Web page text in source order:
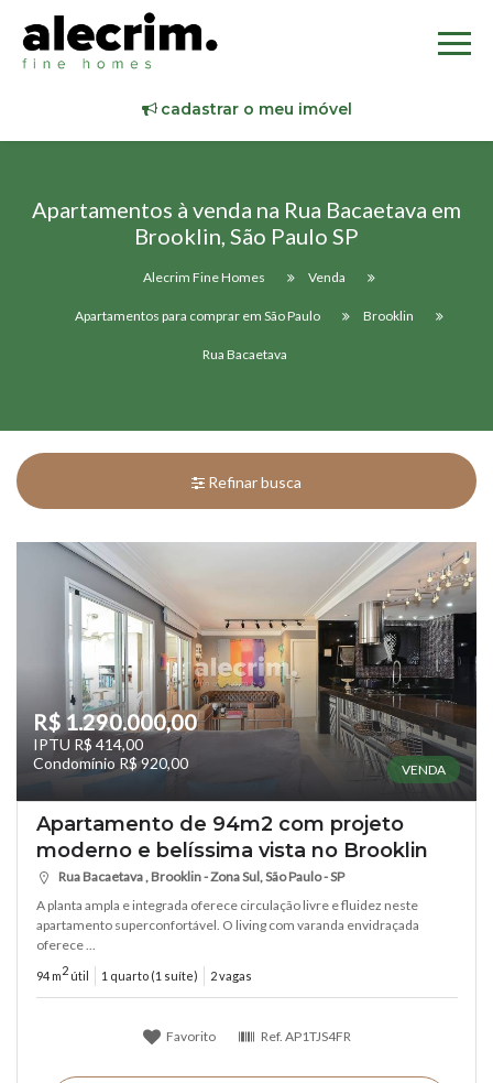
cadastrar o meu imóvel
Apartamentos à venda na Rua Bacaetava em
Brooklin, São Paulo SP
Alecrim Fine Homes Venda
Apartamentos para comprar em São Paulo Brooklin
Rua Bacaetava
Refinar busca
R$ 1.290.000,00
IPTU R$ 414,00
Condomínio R$ 920,00
VENDA
Apartamento de 94m2 com projeto
moderno e belíssima vista no Brooklin
Rua Bacaetava , Brooklin - Zona Sul, São Paulo - SP
A planta ampla e integrada oferece circulação livre e fluidez neste
apartamento superconfortável. O living com varanda envidraçada
oferece ...
94 m2 útil 1 quarto (1 suíte) 2 vagas
Favorito Ref. AP1TJS4FR